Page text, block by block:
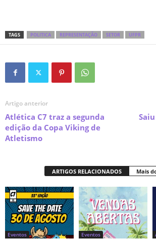
TAGS POLITICA REPRESENTAÇÃO SETOR UFPR
Artigo anterior
Atlética C7 traz a segunda
edição da Copa Viking de
Atletismo
ARTIGOS RELACIONADOS Mais
Eventos Eventos